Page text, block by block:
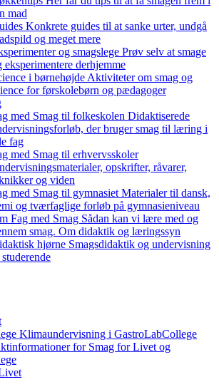
mad
Konkrete guides til at sanke urter, undgå
og meget mere
og smagslege Prøv selv at smage
eksperimentere derhjemme
i børnehøjde Aktiviteter om smag og
for førskolebørn og pædagoger
med Smag til folkeskolen Didaktiserede
der bruger smag til læring i
fag
med Smag til erhvervsskoler
opskrifter, råvarer,
og viden
med Smag til gymnasiet Materialer til dansk,
og tværfaglige forløb på gymnasieniveau
Fag med Smag Sådan kan vi lære med og
smag. Om didaktik og læringssyn
hjørne Smagsdidaktik og undervisning
Klimaundervisning i GastroLabCollege
for Smag for Livet og